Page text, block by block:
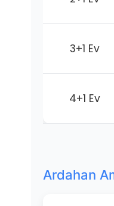
3+1 Ev
4+1 Ev
Ardahan